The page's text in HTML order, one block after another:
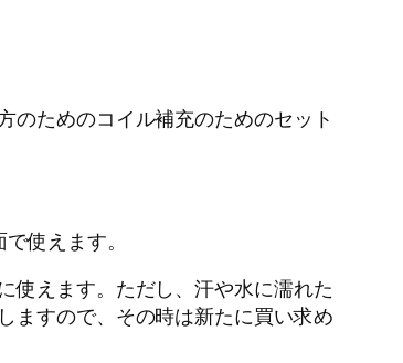
のためのコイル補充のためのセット
使えます。
使えます。ただし、汗や水に濡れた
ますので、その時は新たに買い求め